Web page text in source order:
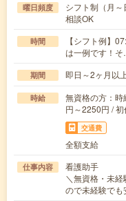
曜日頻度
シフト制（月
相談OK
時間
【シフト例】
は一例です！
期間 即日～2ヶ月以
時給
無資格の方：
円～2250円 /
交通費
全額支給
仕事内容
看護助手
＼無資格・未
ので未経験で